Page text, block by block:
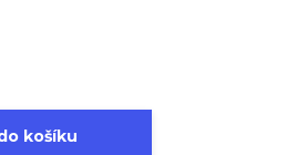
košíku